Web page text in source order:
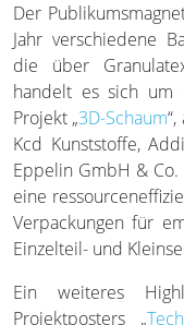
Der
Jahr verschiedene
die über
handelt es sich um
Projekt „3D-Schaum
Kcd Kunststoffe,
Eppelin GmbH &
eine
Verpackungen für
Einzelteil- und
Ein weiteres
Projektposters „